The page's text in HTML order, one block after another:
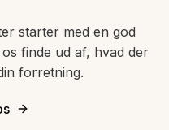
starter med en god
finde ud af, hvad der
forretning.